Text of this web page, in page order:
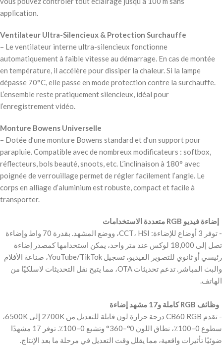
application.
Ventilateur Ultra-Silencieux & Protection Surchauffe
– Le ventilateur interne ultra-silencieux fonctionne
automatiquement à faible vitesse au démarrage. En cas de montée
en température, il accélère pour dissiper la chaleur. Si la lampe
dépasse 70°C, elle passe en mode protection contre la surchauffe.
L’ensemble reste pratiquement silencieux, idéal pour
l’enregistrement vidéo.
Monture Bowens Universelle
– Dotée d’une monture Bowens standard et d’un support pour
parapluie. Compatible avec de nombreux modificateurs : softbox,
réflecteurs, bols beauté, snoots, etc. L’inclinaison à 180° avec
poignée de verrouillage permet de régler facilement l’angle. Le
corps en alliage d’aluminium est robuste, compact et facile à
transporter.
‫- توفر 3 أوضاع للإضاءة: CCT، HSI، ووضع المشهد. بقدرة 70 واط وإضاءة
تصل إلى 18,000 لوكس عند متر واحد، يمكن استخدامها كمصدر إضاءة
رئيسي أو ثانوي للتصوير الفيديو، تسجيل YouTube/TikTok، صناعة الأفلام
والبث المباشر. تدعم تحديثات OTA، مما يتيح نقل التحديثات لاسلكيًا من
‫- تقدم CB60 RGB درجة حرارة لون قابلة للتعديل من 2700K إلى 6500K،
سطوع 0–100٪، نطاق اللون 0°–360° وتشبع 0–100٪. توفر 17 مشهدًا
ضوئيًا تأثيرات واقعية، مما يقلل وقت التعديل في مرحلة ما بعد الإنتاج.